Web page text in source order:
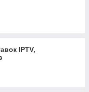
IPTV,